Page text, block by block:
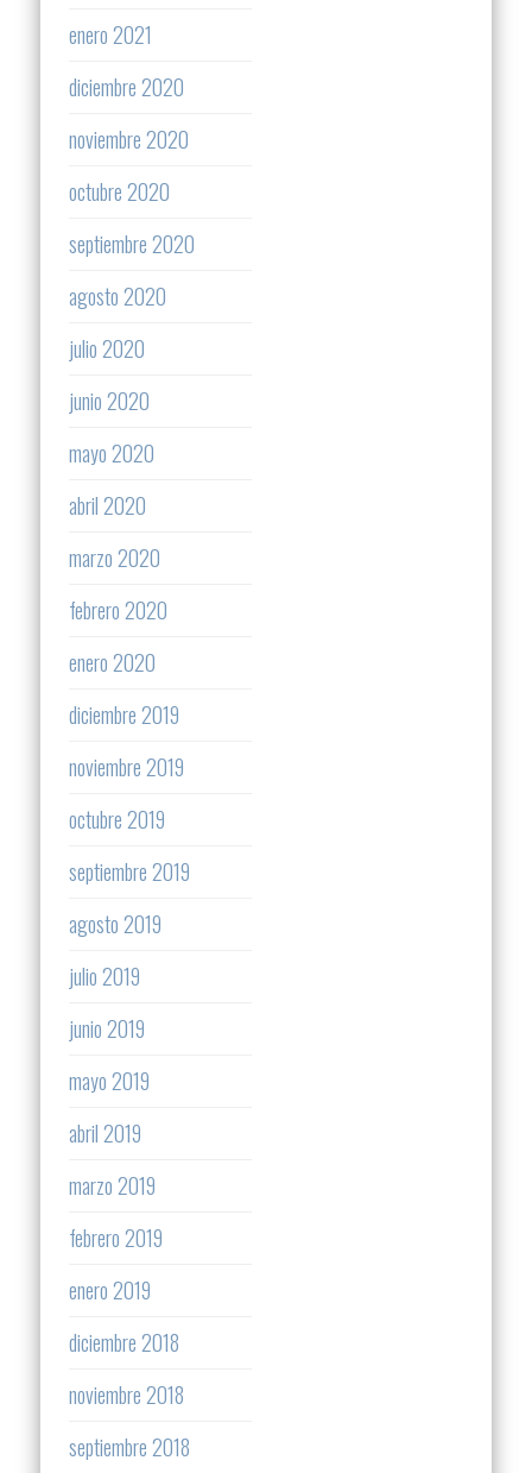
enero 2021
diciembre 2020
noviembre 2020
octubre 2020
septiembre 2020
agosto 2020
julio 2020
junio 2020
mayo 2020
abril 2020
marzo 2020
febrero 2020
enero 2020
diciembre 2019
noviembre 2019
octubre 2019
septiembre 2019
agosto 2019
julio 2019
junio 2019
mayo 2019
abril 2019
marzo 2019
febrero 2019
enero 2019
diciembre 2018
noviembre 2018
septiembre 2018